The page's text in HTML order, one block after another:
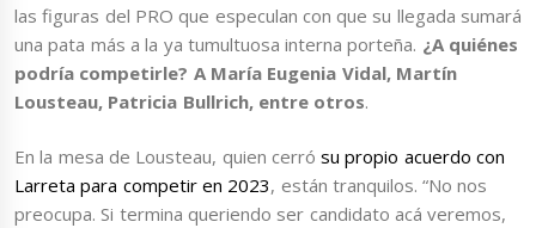
las figuras del PRO que especulan con que su llegada sumará
una pata más a la ya tumultuosa interna porteña. ¿A quiénes
podría competirle? A María Eugenia Vidal, Martín
Lousteau, Patricia Bullrich, entre otros.
En la mesa de Lousteau, quien cerrósu propio acuerdo con
Larreta para competir en 2023, están tranquilos. “No nos
preocupa. Si termina queriendo ser candidato acá veremos,